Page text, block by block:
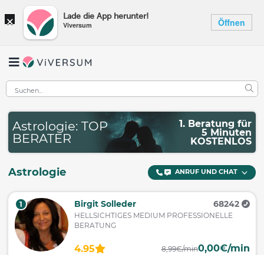
× Lade die App herunter!
Viversum Öffnen
Astrologie: TOP
BERATER
1. Beratung für
5 Minuten
KOSTENLOS
Astrologie ANRUF UND CHAT
1 Birgit Solleder 68242
HELLSICHTIGES MEDIUM PROFESSIONELLE
BERATUNG
4.95 8,99€/min0,00€/min